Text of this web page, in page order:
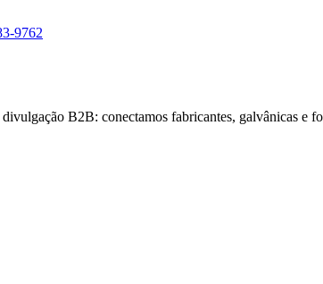
9762
B2B: conectamos fabricantes, galvânicas e